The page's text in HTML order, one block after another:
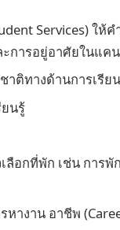
Services) ใ
การอยู่อาศัยในแค
าติทางด้านการเรี
นรู้
ลือกที่พัก เช่น การ
างาน อาชีพ